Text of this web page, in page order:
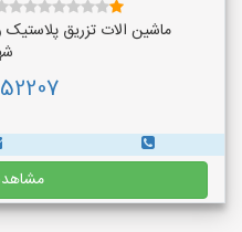
ماشین الات تزریق